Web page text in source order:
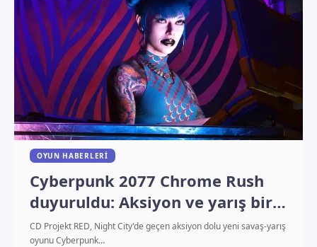
OYUN HABERLERI
Cyberpunk 2077 Chrome Rush
duyuruldu: Aksiyon ve yarış bir
arada
CD Projekt RED, Night City'de geçen aksiyon dolu yeni savaş-yarış
oyunu Cyberpunk…